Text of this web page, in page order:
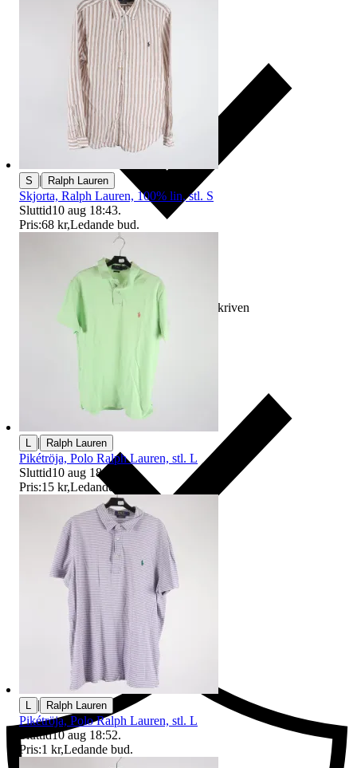
Ersättning om varan inte är som beskriven
Ersättning om du inte får din vara
S | Ralph Lauren
Skjorta, Ralph Lauren, 100% lin, stl. S
Sluttid10 aug 18:43.
Pris:68 kr,Ledande bud.
| Ralph Lauren
Pikétröja, Polo Ralph Lauren, stl. L
Sluttid10 aug 18:41
Pris:15 kr,Ledande bud
| Ralph Lauren
Pikétröja, Polo Ralph Lauren, stl. L
Sluttid10 aug 18:52.
Pris:1 kr,Ledande bud.